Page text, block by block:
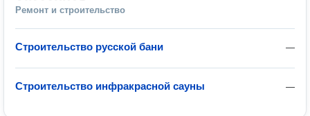
Ремонт и строительство
—
Строительство русской бани
—
Строительство инфракрасной сауны